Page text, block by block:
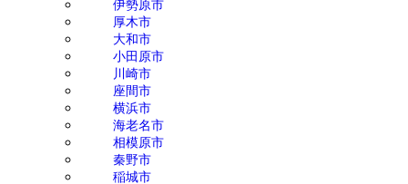
伊勢原市
厚木市
大和市
小田原市
川崎市
座間市
横浜市
海老名市
相模原市
秦野市
稲城市